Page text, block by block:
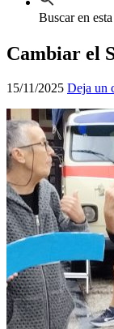
Buscar en
Cambiar el
15/11/2025 Deja un